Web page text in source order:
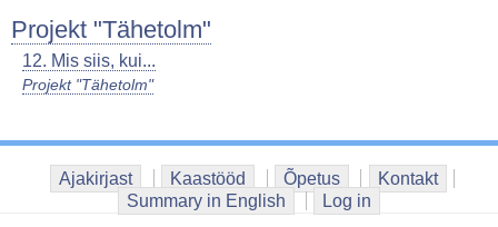
Projekt "Tähetolm"
12. Mis siis, kui...
Projekt "Tähetolm"
Ajakirjast Kaastööd Õpetus
Kontakt
Summary in English
Log in